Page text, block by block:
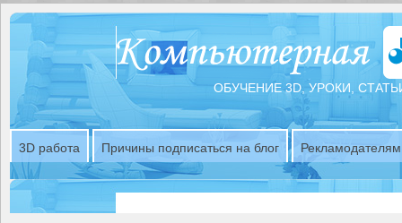
ОБУЧЕНИЕ 3D, УРОКИ,
3D работа Причины подписаться на блог Рекламодателям